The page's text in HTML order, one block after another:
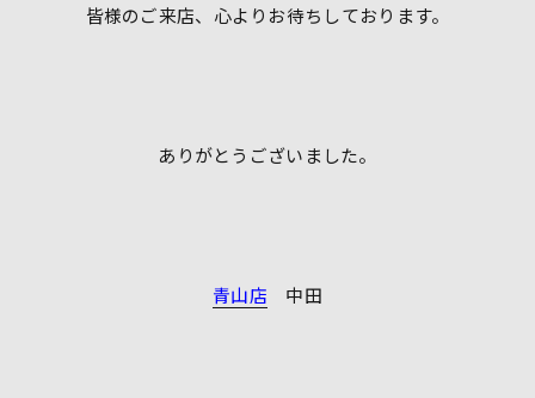
皆様のご来店、心よりお待ちしております。
ありがとうございました。
青山店 中田